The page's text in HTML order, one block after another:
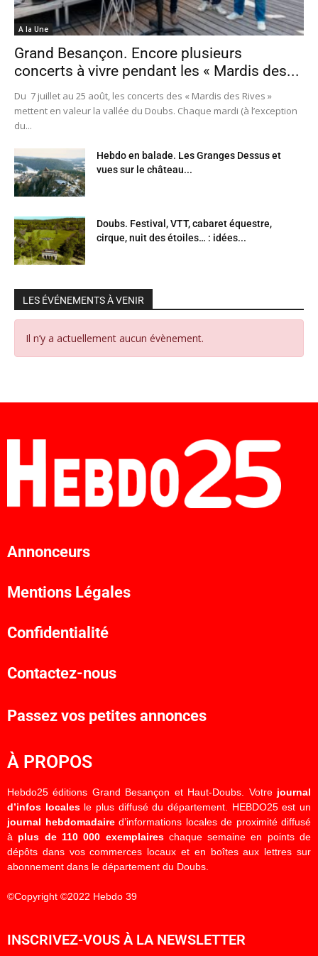
A la Une
Grand Besançon. Encore plusieurs
concerts à vivre pendant les « Mardis des...
Du 7 juillet au 25 août, les concerts des « Mardis des Rives »
mettent en valeur la vallée du Doubs. Chaque mardi (à l’exception
du...
Hebdo en balade. Les Granges Dessus et
vues sur le château...
Doubs. Festival, VTT, cabaret équestre,
cirque, nuit des étoiles… : idées...
LES ÉVÉNEMENTS À VENIR
Il n’y a actuellement aucun évènement.
Annonceurs
Mentions Légales
Confidentialité
Contactez-nous
Passez vos petites annonces
À PROPOS
Hebdo25 éditions Grand Besançon et Haut-Doubs. Votre journal
d’infos localesle plus diffusé du département. HEBDO25 est un
journal hebdomadaired’informations locales de proximité diffusé
à plus de 110 000 exemplaireschaque semaine en points de
dépôts dans vos commerces locaux et en boîtes aux lettres sur
abonnement dans le département du Doubs.
©Copyright ©2022 Hebdo 39
INSCRIVEZ-VOUS À LA NEWSLETTER